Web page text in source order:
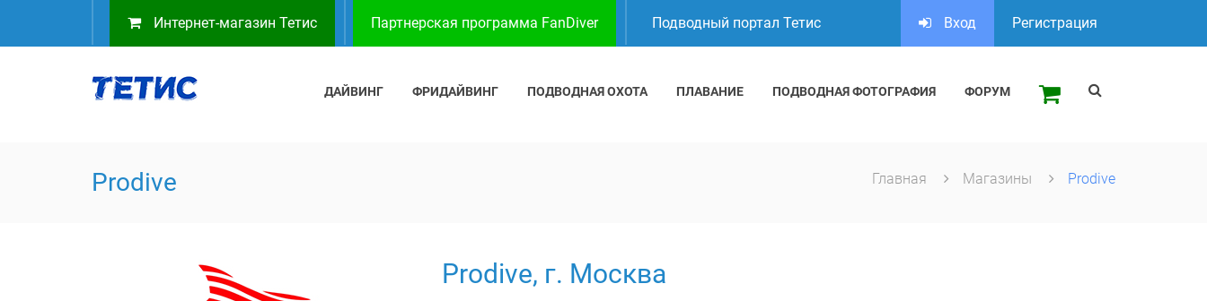
Интернет-магазин Тетис Партнерская программа FanDiver Подводный портал Тетис Вход Регистрация
ДАЙВИНГ ФРИДАЙВИНГ ПОДВОДНАЯ ОХОТА ПЛАВАНИЕ ПОДВОДНАЯ ФОТОГРАФИЯ ФОРУМ
Prodive Главная Магазины Prodive
Prodive, г. Москва